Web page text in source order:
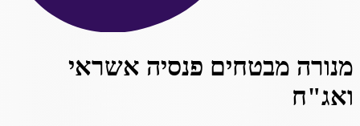
מנורה מבטחים פנסיה אשראי
ואג"ח